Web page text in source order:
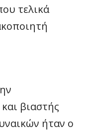
τελικά
βιαστής
ήταν ο